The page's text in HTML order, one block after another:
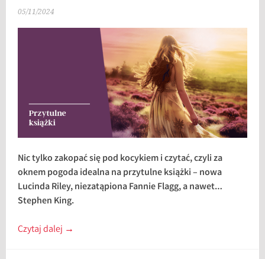
05/11/2024
Nic tylko zakopać się pod kocykiem i czytać, czyli za
oknem pogoda idealna na przytulne książki – nowa
Lucinda Riley, niezatąpiona Fannie Flagg, a nawet…
Stephen King.
Czytaj dalej →